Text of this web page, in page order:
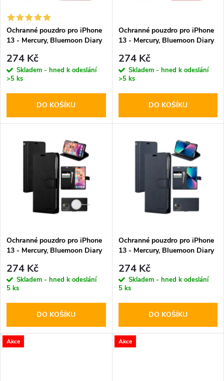
í
p
r
o
d
s
p
r
o
d
Ochranné pouzdro pro iPhone
13 - Mercury, Bluemoon Diary
274 Kč
Skladem - hned k odeslání
>5 ks
DO KOŠÍKU
Ochranné pouzdro pro iPhone
13 - Mercury, Bluemoon Diary
274 Kč
Skladem - hned k odeslání
>5 ks
DO KOŠÍKU
Ochranné pouzdro pro iPhone
13 - Mercury, Bluemoon Diary
274 Kč
Skladem - hned k odeslání
5 ks
DO KOŠÍKU
Ochranné pouzdro pro iPhone
13 - Mercury, Bluemoon Diary
274 Kč
Skladem - hned k odeslání
5 ks
DO KOŠÍKU
Akce Akce